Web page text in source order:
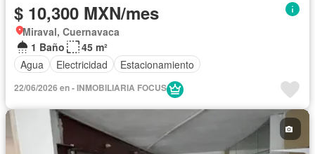
$ 10,300 MXN/mes
Miraval, Cuernavaca
1 Baño
45 m²
Agua
Electricidad Estacionamiento
22/06/2026 en - INMOBILIARIA FOCUS